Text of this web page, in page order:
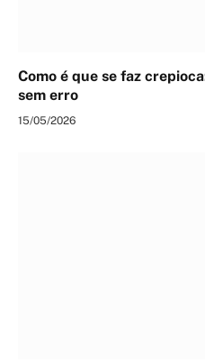
Como é que se faz
sem erro
15/05/2026